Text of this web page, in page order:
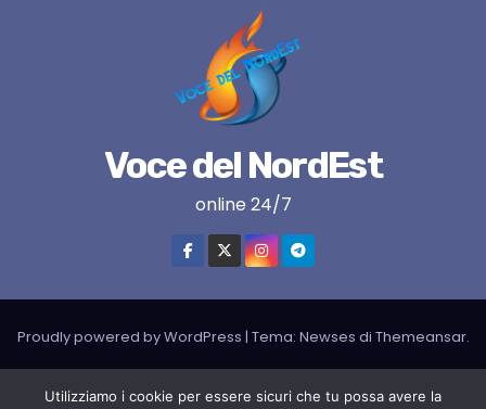
Voce del NordEst
online 24/7
Proudly powered by WordPress | Tema: Newses di Themeansar.
Utilizziamo i cookie per essere sicuri che tu possa avere la